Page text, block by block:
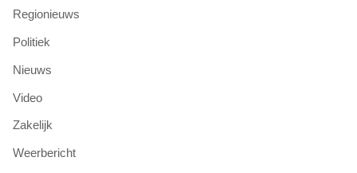
Regionieuws
Politiek
Nieuws
Video
Zakelijk
Weerbericht